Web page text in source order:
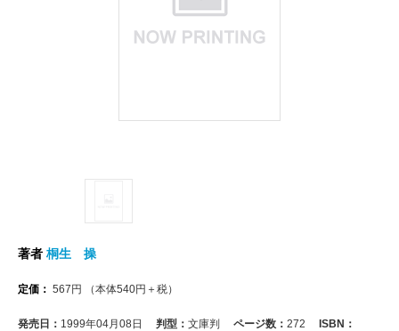
著者 桐生 操
定価： 567 円 （本体540円＋税）
発売日： 1999年04月08日 判型： 文庫判 ページ数： 272
ISBN：